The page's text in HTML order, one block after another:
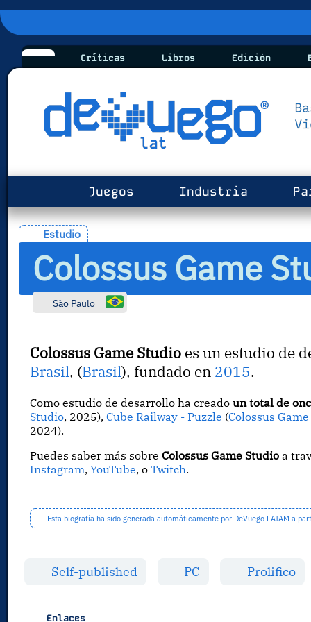
Críticas Libros Edición
Juegos Industria
Estudio
Colossus Game
São Paulo
Colossus Game Studio es un estudio de
Brasil, (Brasil), fundado en 2015.
Como estudio de desarrollo ha creadoun total de
Studio, 2025),Cube Railway - Puzzle (Colossus
2024).
Puedes saber más sobreColossus Game Studio a
Instagram,YouTube, oTwitch.
Esta biografía ha sido generada automáticamente por DeVuego LATAM a
Self-published PC Prolifico
Enlaces